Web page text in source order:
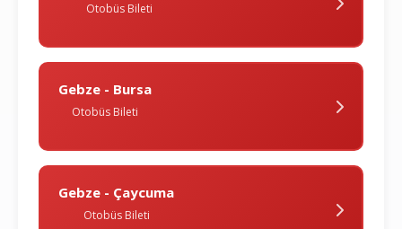
Otobüs Bileti
Gebze - Bursa
Otobüs Bileti
Gebze - Çaycuma
Otobüs Bileti